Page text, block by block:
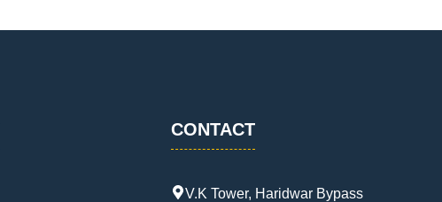
CONTACT
V.K Tower, Haridwar Bypass